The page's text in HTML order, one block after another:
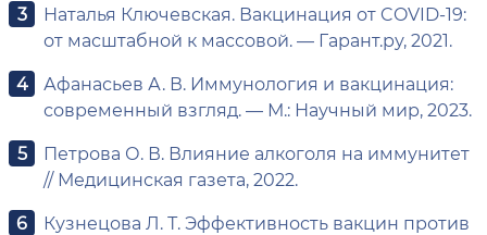
Наталья Ключевская. Вакцинация от COVID-19:
от масштабной к массовой. — Гарант.ру, 2021.
Афанасьев А. В. Иммунология и вакцинация:
современный взгляд. — М.: Научный мир, 2023.
Петрова О. В. Влияние алкоголя на иммунитет
// Медицинская газета, 2022.
Кузнецова Л. Т. Эффективность вакцин против